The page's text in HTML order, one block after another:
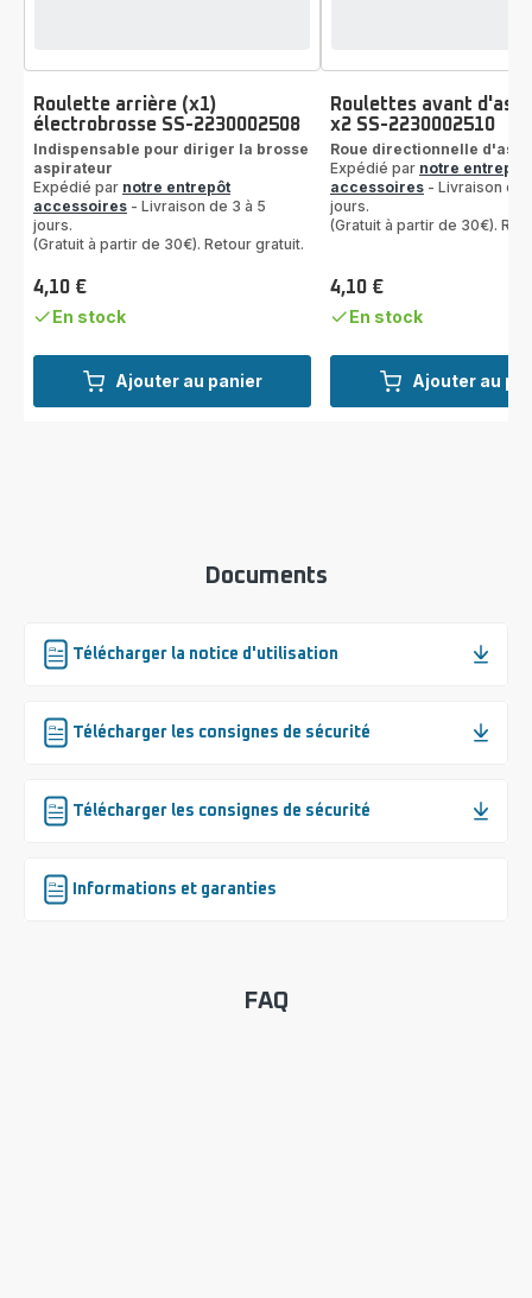
Ajouter au panier
Roulette arrière (x1)
électrobrosse SS-2230002508
Indispensable pour diriger la brosse
aspirateur
Expédié par notre entrepôt
accessoires - Livraison de 3 à 5
jours.
(Gratuit à partir de 30€). Retour gratuit.
Prix
4,10 €
En stock
Ajouter au
Roulettes avant
x2 SS-2230002510
Roue directionnelle
Expédié par notre entrepôt
accessoires - Livraison de
jours.
(Gratuit à partir de 30€).
Prix
4,10 €
En stock
Documents
Télécharger la notice d'utilisation
Télécharger les consignes de sécurité
Télécharger les consignes de sécurité
Informations et garanties
FAQ